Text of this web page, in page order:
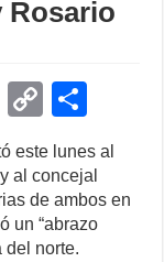
Rosario
T
el
e
gr
a
C
o
p
y
Li
ar
e
este lunes al
al concejal
de ambos en
un “abrazo
del norte.